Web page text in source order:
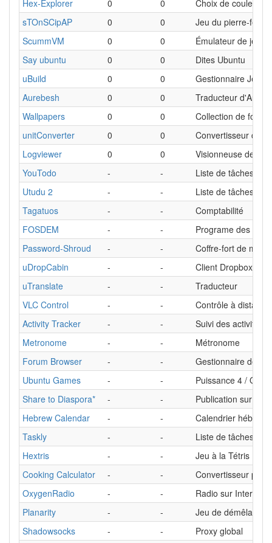
Hex-Explorer 0 0
Choix de couleur
sTOnSCipAP
0 0
Jeu du pierre-
ScummVM
0 0
Émulateur de jeu
Say ubuntu
0 0
Dites Ubuntu
uBuild
0 0
Gestionnaire
Aurebesh
0 0
Traducteur
Wallpapers
0 0
Collection de fonds
unitConverter
0 0
Convertisseur
Logviewer
0 0
Visionneuse de
YouTodo
- -
Liste de tâches
Utudu 2
- -
Liste de tâches
Tagatuos
- -
Comptabilité
FOSDEM
- -
Programe des
Password-Shroud
- -
Coffre-fort de mots
uDropCabin
- -
Client Dropbox non
uTranslate
- -
Traducteur
VLC Control
- -
Contrôle à
Activity Tracker
- -
Suivi des activités
Metronome
- -
Métronome
Forum Browser
- -
Gestionnaire de
Ubuntu Games
- -
Puissance 4 /
Share to Diaspora*
- -
Publication sur
Hebrew Calendar
- -
Calendrier hébreu
Taskly
- -
Liste de tâches
Hextris
- -
Jeu à la Tétris
Cooking Calculator
- -
Convertisseur pour
OxygenRadio
- -
Radio sur Internet
Planarity
- -
Jeu de démêlage
Shadowsocks
- -
Proxy global